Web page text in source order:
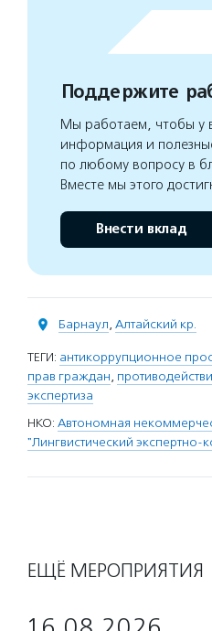
Поддержите
Мы работаем, чтобы у
информация и
по любому вопросу в
Вместе мы этого
Внести вклад
Барнаул, Алтайский кр.
ТЕГИ: антикоррупционное
прав граждан,
экспертиза
НКО: Автономная
"Лингвистический экспертно-
ЕЩЁ МЕРОПРИЯТИЯ